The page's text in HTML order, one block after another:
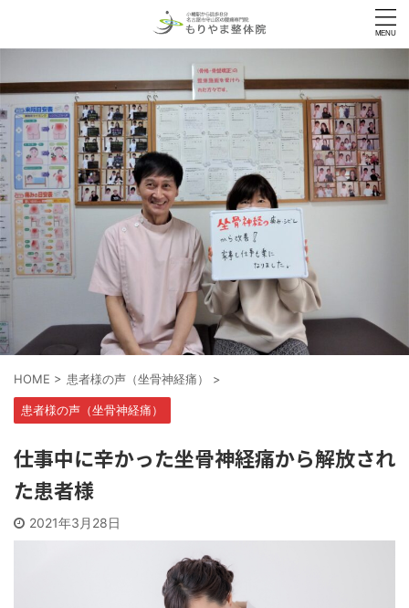
HOME > 患者様の声（坐骨神経痛） >
患者様の声（坐骨神経痛）
仕事中に辛かった坐骨神経痛から解放され
た患者様
2021年3月28日